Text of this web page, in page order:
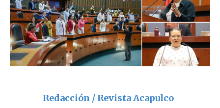
Redacción / Revista Acapulco